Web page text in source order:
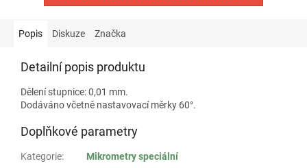
Popis Diskuze Značka
Detailní popis produktu
Dělení stupnice: 0,01 mm.
Dodáváno včetně nastavovací měrky 60°.
Doplňkové parametry
Kategorie:
Mikrometry speciální